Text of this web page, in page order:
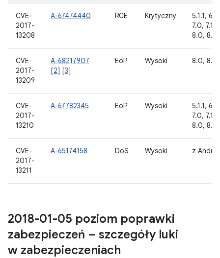
CVE-
2017-
13208
A-67474440 RCE Krytyczny
5.1.1,
7.0,
8.0, 8.1
CVE-
2017-
13209
A-68217907
[2] [3]
EoP Wysoki 8.0, 8.1
CVE-
2017-
13210
A-67782345 EoP Wysoki
5.1.1,
7.0,
8.0, 8.1
CVE-
2017-
13211
A-65174158 DoS Wysoki z
2018-01-05 poziom poprawki
zabezpieczeń – szczegóły luki
w zabezpieczeniach